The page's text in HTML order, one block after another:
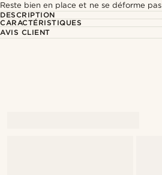
Reste bien en place et ne se déforme pas
DESCRIPTION
CARACTÉRISTIQUES
AVIS CLIENT